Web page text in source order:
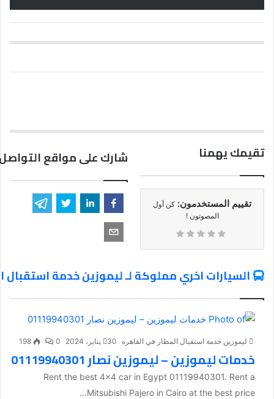
تقيمك يهمنا
تقييم المستخدمون: كن أول
المصوتون !
شارك على مواقع
السيارات اخري مملوكة لـ ليموزين خدمة استقبال
ليموزين خدمة استقبال المطار في القاهره 30 يناير، 2024 0
198
خدمات ليموزين – ليموزين نصار 01119940301
Rent the best 4x4 car in Egypt 01119940301. Rent a
Mitsubishi Pajero in Cairo at the best price...